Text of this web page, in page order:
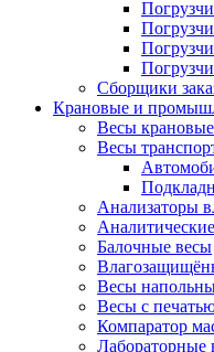
Сборщики
Крановые и
Весы крановые
Весы
Анализаторы
Балочные весы
Весы
Весы с
Компаратор
Лабораторные